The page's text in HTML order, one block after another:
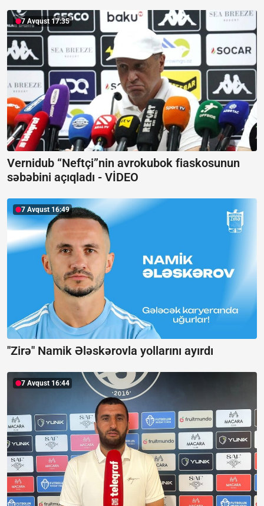
7 Avqust 17:35
Vernidub “Neftçi”nin avrokubok fiaskosunun
səbəbini açıqladı - VİDEO
7 Avqust 16:49
"Zirə" Namik Ələskərovla yollarını ayırdı
7 Avqust 16:44